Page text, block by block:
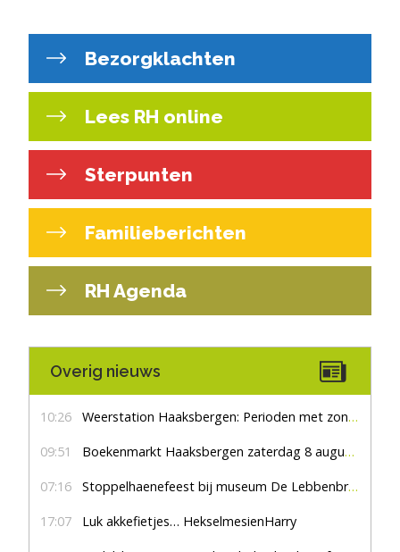
Bezorgklachten
Lees RH online
Sterpunten
Familieberichten
RH Agenda
Overig nieuws
10:26 Weerstation Haaksbergen: Perioden met zon en droog
09:51 Boekenmarkt Haaksbergen zaterdag 8 augustus, marktplein Haaksbergen
07:16 Stoppelhaenefeest bij museum De Lebbenbrugge
17:07 Luk akkefietjes… HekselmesienHarry